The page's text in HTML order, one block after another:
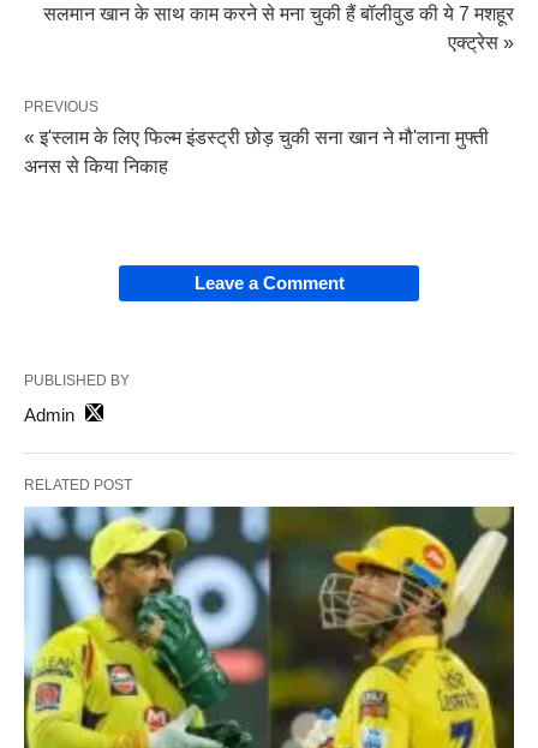
सलमान खान के साथ काम करने से मना चुकी हैं बॉलीवुड की ये 7 मशहूर
एक्ट्रेस »
PREVIOUS
« इ'स्लाम के लिए फिल्म इंडस्ट्री छोड़ चुकी सना खान ने मौ'लाना मुफ्ती
अनस से किया निकाह
Leave a Comment
PUBLISHED BY
Admin
RELATED POST